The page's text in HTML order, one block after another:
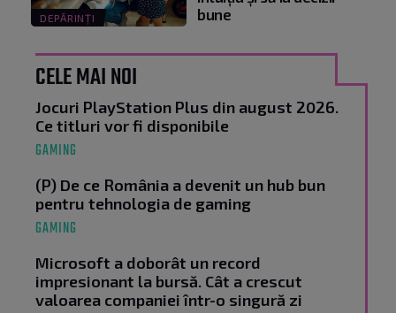
DEPĂRINȚI
bune
CELE MAI NOI
Jocuri PlayStation Plus din august 2026.
Ce titluri vor fi disponibile
GAMING
(P) De ce România a devenit un hub bun
pentru tehnologia de gaming
GAMING
Microsoft a doborât un record
impresionant la bursă. Cât a crescut
valoarea companiei într-o singură zi